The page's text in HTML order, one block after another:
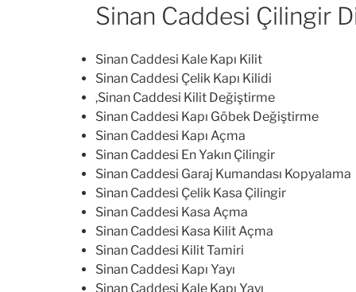
Sinan Caddesi Çilingir
Sinan Caddesi Kale Kapı Kilit
Sinan Caddesi Çelik Kapı Kilidi
,Sinan Caddesi Kilit Değiştirme
Sinan Caddesi Kapı Göbek Değiştirme
Sinan Caddesi Kapı Açma
Sinan Caddesi En Yakın Çilingir
Sinan Caddesi Garaj Kumandası Kopyalama
Sinan Caddesi Çelik Kasa Çilingir
Sinan Caddesi Kasa Açma
Sinan Caddesi Kasa Kilit Açma
Sinan Caddesi Kilit Tamiri
Sinan Caddesi Kapı Yayı
Sinan Caddesi Kale Kapı Yayı